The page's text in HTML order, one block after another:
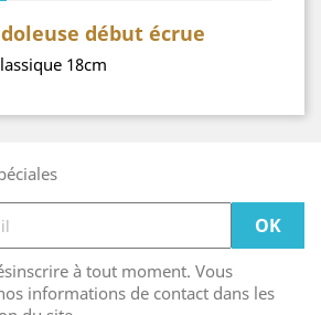
début écrue
18cm
à tout moment. Vous
informations de contact dans les